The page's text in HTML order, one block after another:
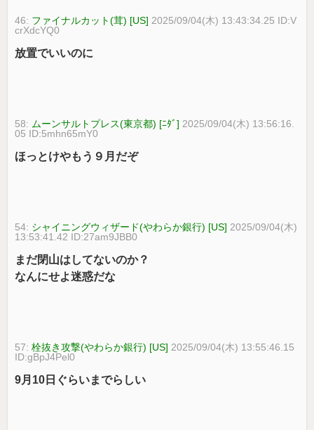
46: ファイナルカット(茸) [US] 2025/09/04(木) 13:43:34.25 ID:V
crXdcYQ0
放置でいいのに
58: ムーンサルトプレス(東京都) [ﾆﾀﾞ] 2025/09/04(木) 13:56:16.
05 ID:5mhn65mY0
ほっとけやもう９月だぞ
54: シャイニングウィザード(やわらか銀行) [US] 2025/09/04(木)
13:53:41.42 ID:27am9JBB0
まだ閉山はしてないのか？
なんにせよ迷惑だな
57:栓抜き攻撃(やわらか銀行) [US] 2025/09/04(木) 13:55:46.15
ID:gBpJ4Pel0
9月10日ぐらいまでらしい